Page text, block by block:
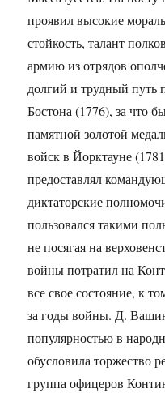
проявил высокие
стойкость, талант
армию из отрядов
долгий и трудный путь
Бостона (1776), за что
памятной золотой
войск в Йорктауне
предоставлял
диктаторские
пользовался такими
не посягая на
войны потратил на
все свое состояние, к
за годы войны. Д.
популярностью в
обусловила торжество
группа офицеров